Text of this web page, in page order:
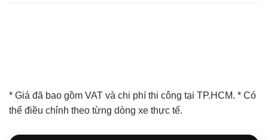
* Giá đã bao gồm VAT và chi phí thi công tại TP.HCM. * Có
thể điều chỉnh theo từng dòng xe thực tế.